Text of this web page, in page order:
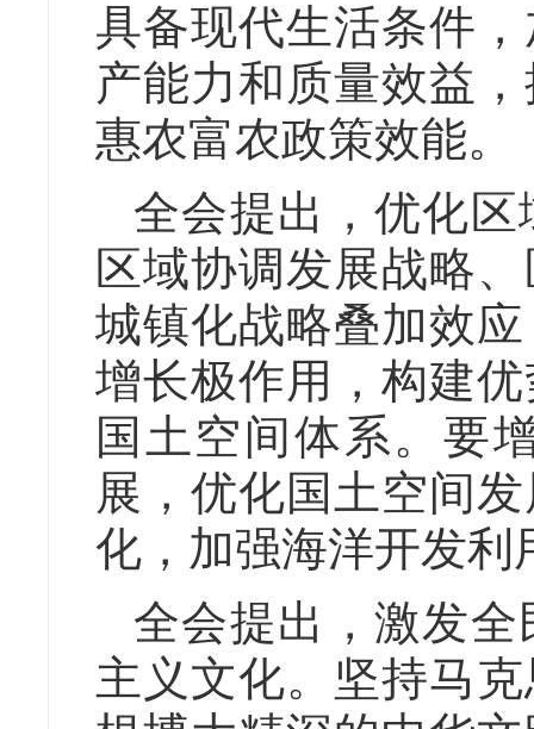
具备现代生活条件
产能力和质量效益
惠农富农政策效能。
全会提出，优化
区域协调发展战略
城镇化战略叠加效
增长极作用，构建
国土空间体系。要
展，优化国土空间
化，加强海洋开发利
全会提出，激发
主义文化。坚持马